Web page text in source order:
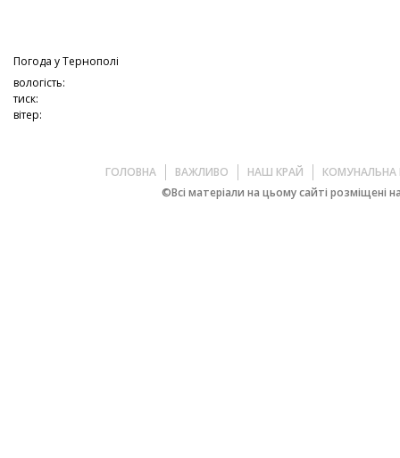
Погода уТернополі
вологість:
тиск:
вітер:
ГОЛОВНА ВАЖЛИВО НАШ КРАЙ
КОМУНАЛЬНА
©Всі матеріали на цьому сайті розміщені